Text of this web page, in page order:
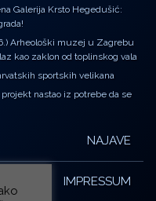
Galerija Krsto Hegedušić:
Arheološki muzej u Zagrebu
kao zaklon od toplinskog vala
sportskih velikana
nastao iz potrebe da se
NAJAVE
IMPRESSUM